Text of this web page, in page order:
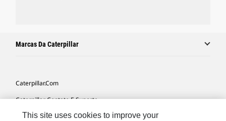
Marcas Da Caterpillar
Caterpillar.com
Caterpillar Contato E Suporte
Minhas Preferências De Marketing
This site uses cookies to improve your